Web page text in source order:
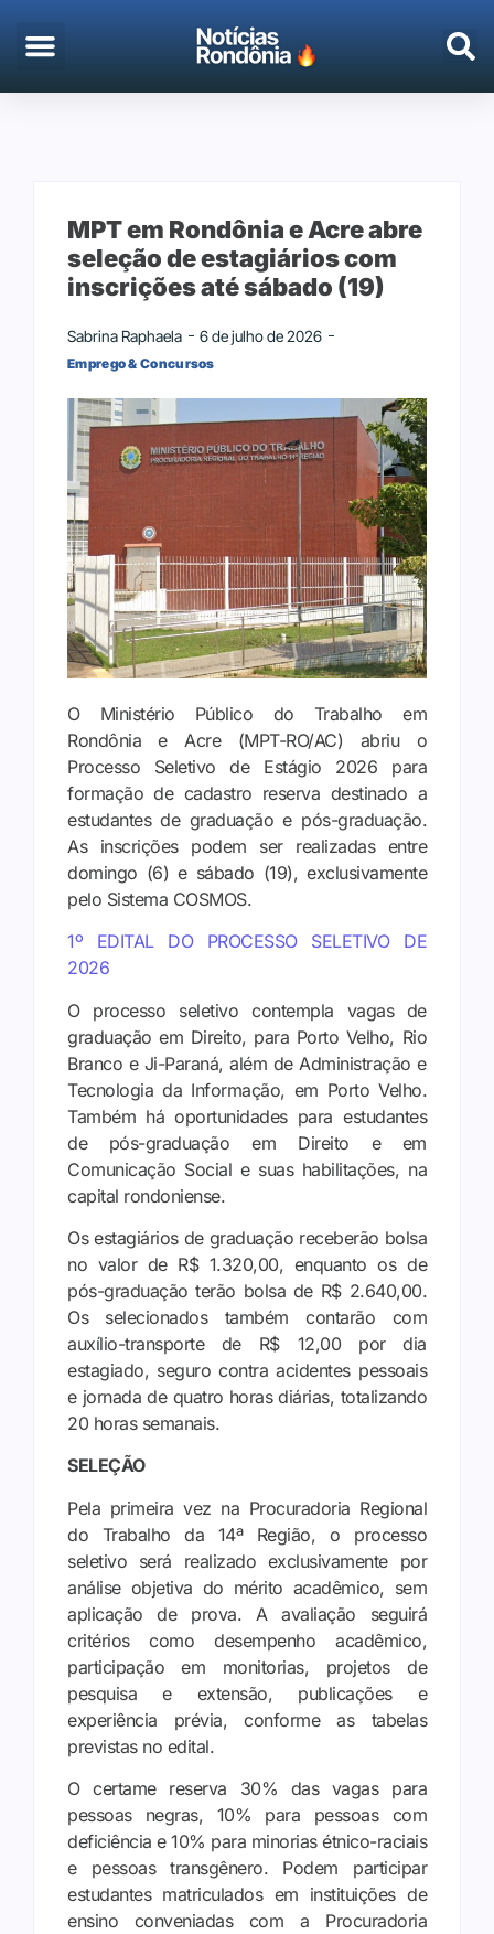
MPT em Rondônia e Acre abre
seleção de estagiários com
inscrições até sábado (19)
Sabrina Raphaela 6 de julho de 2026
Emprego & Concursos
O Ministério Público do Trabalho em
Rondônia e Acre (MPT-RO/AC) abriu o
Processo Seletivo de Estágio 2026 para
formação de cadastro reserva destinado a
estudantes de graduação e pós-graduação.
As inscrições podem ser realizadas entre
domingo (6) e sábado (19), exclusivamente
pelo Sistema COSMOS.
1º EDITAL DO PROCESSO SELETIVO DE
2026
O processo seletivo contempla vagas de
graduação em Direito, para Porto Velho, Rio
Branco e Ji-Paraná, além de Administração e
Tecnologia da Informação, em Porto Velho.
Também há oportunidades para estudantes
de pós-graduação em Direito e em
Comunicação Social e suas habilitações, na
capital rondoniense.
Os estagiários de graduação receberão bolsa
no valor de R$ 1.320,00, enquanto os de
pós-graduação terão bolsa de R$ 2.640,00.
Os selecionados também contarão com
auxílio-transporte de R$ 12,00 por dia
estagiado, seguro contra acidentes pessoais
e jornada de quatro horas diárias, totalizando
20 horas semanais.
SELEÇÃO
Pela primeira vez na Procuradoria Regional
do Trabalho da 14ª Região, o processo
seletivo será realizado exclusivamente por
análise objetiva do mérito acadêmico, sem
aplicação de prova. A avaliação seguirá
critérios como desempenho acadêmico,
participação em monitorias, projetos de
pesquisa e extensão, publicações e
experiência prévia, conforme as tabelas
previstas no edital.
O certame reserva 30% das vagas para
pessoas negras, 10% para pessoas com
deficiência e 10% para minorias étnico-raciais
e pessoas transgênero. Podem participar
estudantes matriculados em instituições de
ensino conveniadas com a Procuradoria